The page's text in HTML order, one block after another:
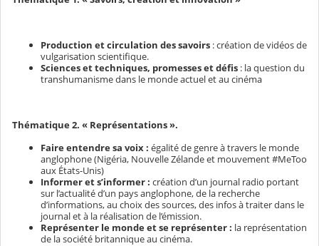
Production et circulation des savoirs : création de vidéos de
vulgarisation scientifique.
Sciences et techniques, promesses et défis : la question du
transhumanisme dans le monde actuel et au cinéma
Thématique 2. « Représentations ».
Faire entendre sa voix : égalité de genre à travers le monde
anglophone (Nigéria, Nouvelle Zélande et mouvement #MeToo
aux États-Unis)
Informer et s’informer : création d’un journal radio portant
sur l’actualité d’un pays anglophone, de la recherche
d’informations, au choix des sources, des infos à traiter dans le
journal et à la réalisation de l’émission.
Représenter le monde et se représenter : la représentation
de la société britannique au cinéma.